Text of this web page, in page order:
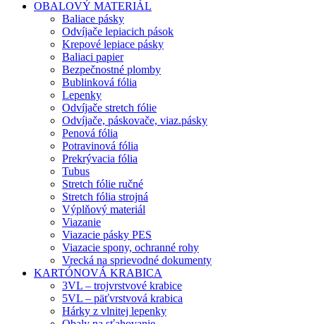
OBALOVÝ MATERIÁL
Baliace pásky
Odvíjače lepiacich pások
Krepové lepiace pásky
Baliaci papier
Bezpečnostné plomby
Bublinková fólia
Lepenky
Odvíjače stretch fólie
Odvíjače, páskovače, viaz.pásky
Penová fólia
Potravinová fólia
Prekrývacia fólia
Tubus
Stretch fólie ručné
Stretch fólia strojná
Výplňový materiál
Viazanie
Viazacie pásky PES
Viazacie spony, ochranné rohy
Vrecká na sprievodné dokumenty
KARTÓNOVÁ KRABICA
3VL – trojvrstvové krabice
5VL – päťvrstvová krabica
Hárky z vlnitej lepenky